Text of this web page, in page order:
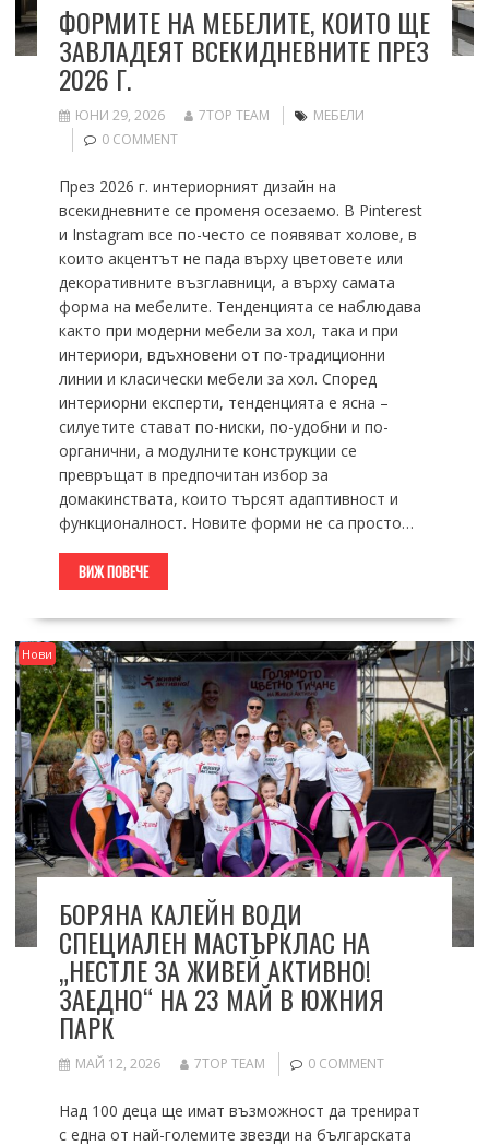
ФОРМИТЕ НА МЕБЕЛИТЕ, КОИТО ЩЕ
ЗАВЛАДЕЯТ ВСЕКИДНЕВНИТЕ ПРЕЗ
2026 Г.
ЮНИ 29, 2026 7TOP TEAM
МЕБЕЛИ
0 COMMENT
През 2026 г. интериорният дизайн на
всекидневните се променя осезаемо. В Pinterest
и Instagram все по-често се появяват холове, в
които акцентът не пада върху цветовете или
декоративните възглавници, а върху самата
форма на мебелите. Тенденцията се наблюдава
както при модерни мебели за хол, така и при
интериори, вдъхновени от по-традиционни
линии и класически мебели за хол. Според
интериорни експерти, тенденцията е ясна –
силуетите стават по-ниски, по-удобни и по-
органични, а модулните конструкции се
превръщат в предпочитан избор за
домакинствата, които търсят адаптивност и
функционалност. Новите форми не са просто…
ВИЖ ПОВЕЧЕ
Нови
БОРЯНА КАЛЕЙН ВОДИ
СПЕЦИАЛЕН МАСТЪРКЛАС НА
„НЕСТЛЕ ЗА ЖИВЕЙ АКТИВНО!
ЗАЕДНО“ НА 23 МАЙ В ЮЖНИЯ
ПАРК
МАЙ 12, 2026 7TOP TEAM 0 COMMENT
Над 100 деца ще имат възможност да тренират
с една от най-големите звезди на българската